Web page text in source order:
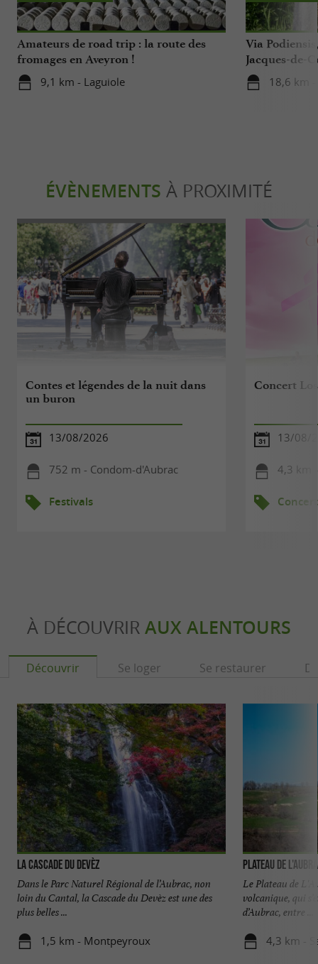
Amateurs de road trip : la route des
fromages en Aveyron !
9,1 km - Laguiole
Via
Jacques-de-
Tarn-Aveyron
18,6 km
ÉVÈNEMENTS À PROXIMITÉ
Contes et légendes de la nuit dans
un buron
13/08/2026
752 m - Condom-d'Aubrac
Festivals
Concert
13/08/
4,3 km
À DÉCOUVRIR AUX ALENTOURS
Découvrir Se loger Se restaurer
La Cascade du Devèz
Dans le Parc Naturel Régional de l’Aubrac, non
loin du Cantal, la Cascade du Devèz est une des
plus belles ...
1,5 km - Montpeyroux
Plateau de
Le Plateau de
volcanique, qui
d’Aubrac, entre ...
4,3 km -